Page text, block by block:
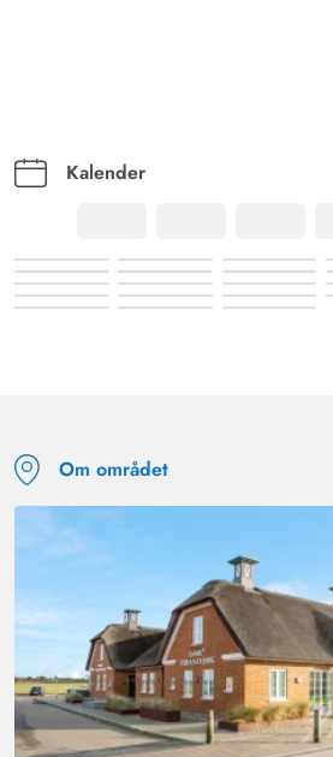
Kalender
Om området